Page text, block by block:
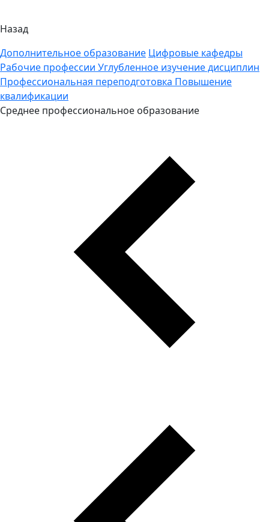
Назад
Дополнительное образование Цифровые кафедры
Рабочие профессии Углубленное изучение дисциплин
Профессиональная переподготовка Повышение
квалификации
Среднее профессиональное образование